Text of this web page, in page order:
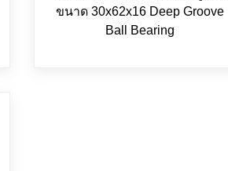
ขนาด 30x62x16 Deep Groove
Ball Bearing